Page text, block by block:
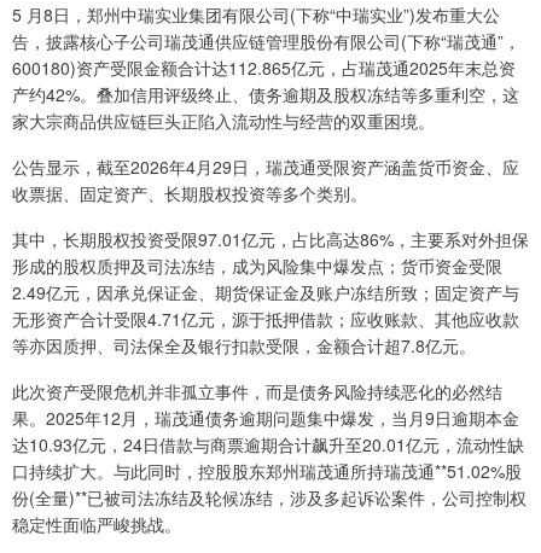
5 月8日，郑州中瑞实业集团有限公司(下称“中瑞实业”)发布重大公
告，披露核心子公司瑞茂通供应链管理股份有限公司(下称“瑞茂通”，
600180)资产受限金额合计达112.865亿元，占瑞茂通2025年末总资
产约42%。叠加信用评级终止、债务逾期及股权冻结等多重利空，这
家大宗商品供应链巨头正陷入流动性与经营的双重困境。
公告显示，截至2026年4月29日，瑞茂通受限资产涵盖货币资金、应
收票据、固定资产、长期股权投资等多个类别。
其中，长期股权投资受限97.01亿元，占比高达86%，主要系对外担保
形成的股权质押及司法冻结，成为风险集中爆发点；货币资金受限
2.49亿元，因承兑保证金、期货保证金及账户冻结所致；固定资产与
无形资产合计受限4.71亿元，源于抵押借款；应收账款、其他应收款
等亦因质押、司法保全及银行扣款受限，金额合计超7.8亿元。
此次资产受限危机并非孤立事件，而是债务风险持续恶化的必然结
果。2025年12月，瑞茂通债务逾期问题集中爆发，当月9日逾期本金
达10.93亿元，24日借款与商票逾期合计飙升至20.01亿元，流动性缺
口持续扩大。与此同时，控股股东郑州瑞茂通所持瑞茂通**51.02%股
份(全量)**已被司法冻结及轮候冻结，涉及多起诉讼案件，公司控制权
稳定性面临严峻挑战。